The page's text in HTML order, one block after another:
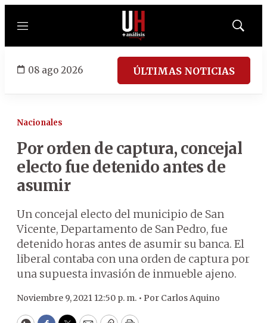
Menú
Mostrar
08 ago 2026 ÚLTIMAS NOTICIAS
Nacionales
Por orden de captura, concejal
electo fue detenido antes de
asumir
Un concejal electo del municipio de San
Vicente, Departamento de San Pedro, fue
detenido horas antes de asumir su banca. El
liberal contaba con una orden de captura por
una supuesta invasión de inmueble ajeno.
Noviembre 9, 2021 12:50 p. m. • Por Carlos Aquino